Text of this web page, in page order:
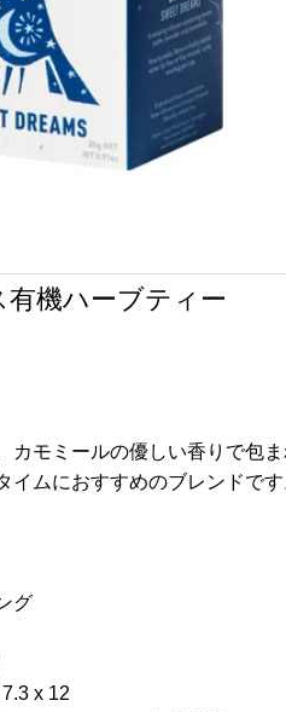
有機ハーブティー
カモミールの優しい香りで包
イムにおすすめのブレンドで
グ
x 12